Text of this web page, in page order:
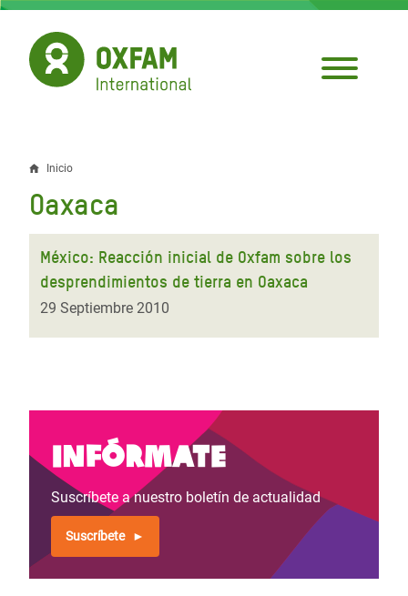
Pasar
contenido
principal
Sobrescribir
enlaces
de
ayuda
la
Inicio
Oaxaca
México: Reacción inicial de Oxfam sobre los
desprendimientos de tierra en Oaxaca
29 Septiembre 2010
Infórmate
Suscríbete a nuestro boletín de actualidad
Suscríbete